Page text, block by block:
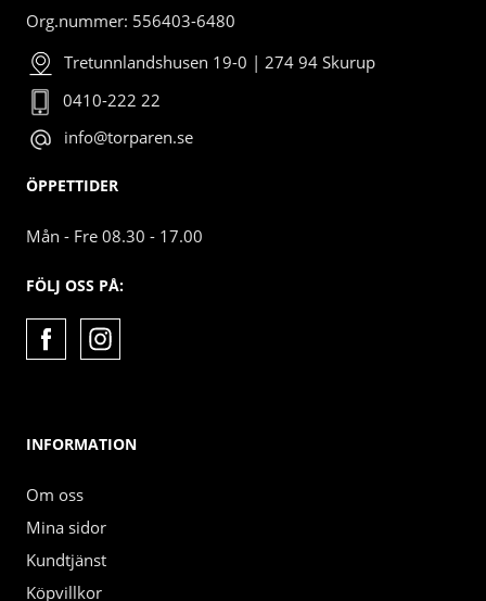
Org.nummer: 556403-6480
Tretunnlandshusen 19-0 | 274 94 Skurup
0410-222 22
info@torparen.se
ÖPPETTIDER
Mån - Fre 08.30 - 17.00
FÖLJ OSS PÅ:
INFORMATION
Om oss
Mina sidor
Kundtjänst
Köpvillkor